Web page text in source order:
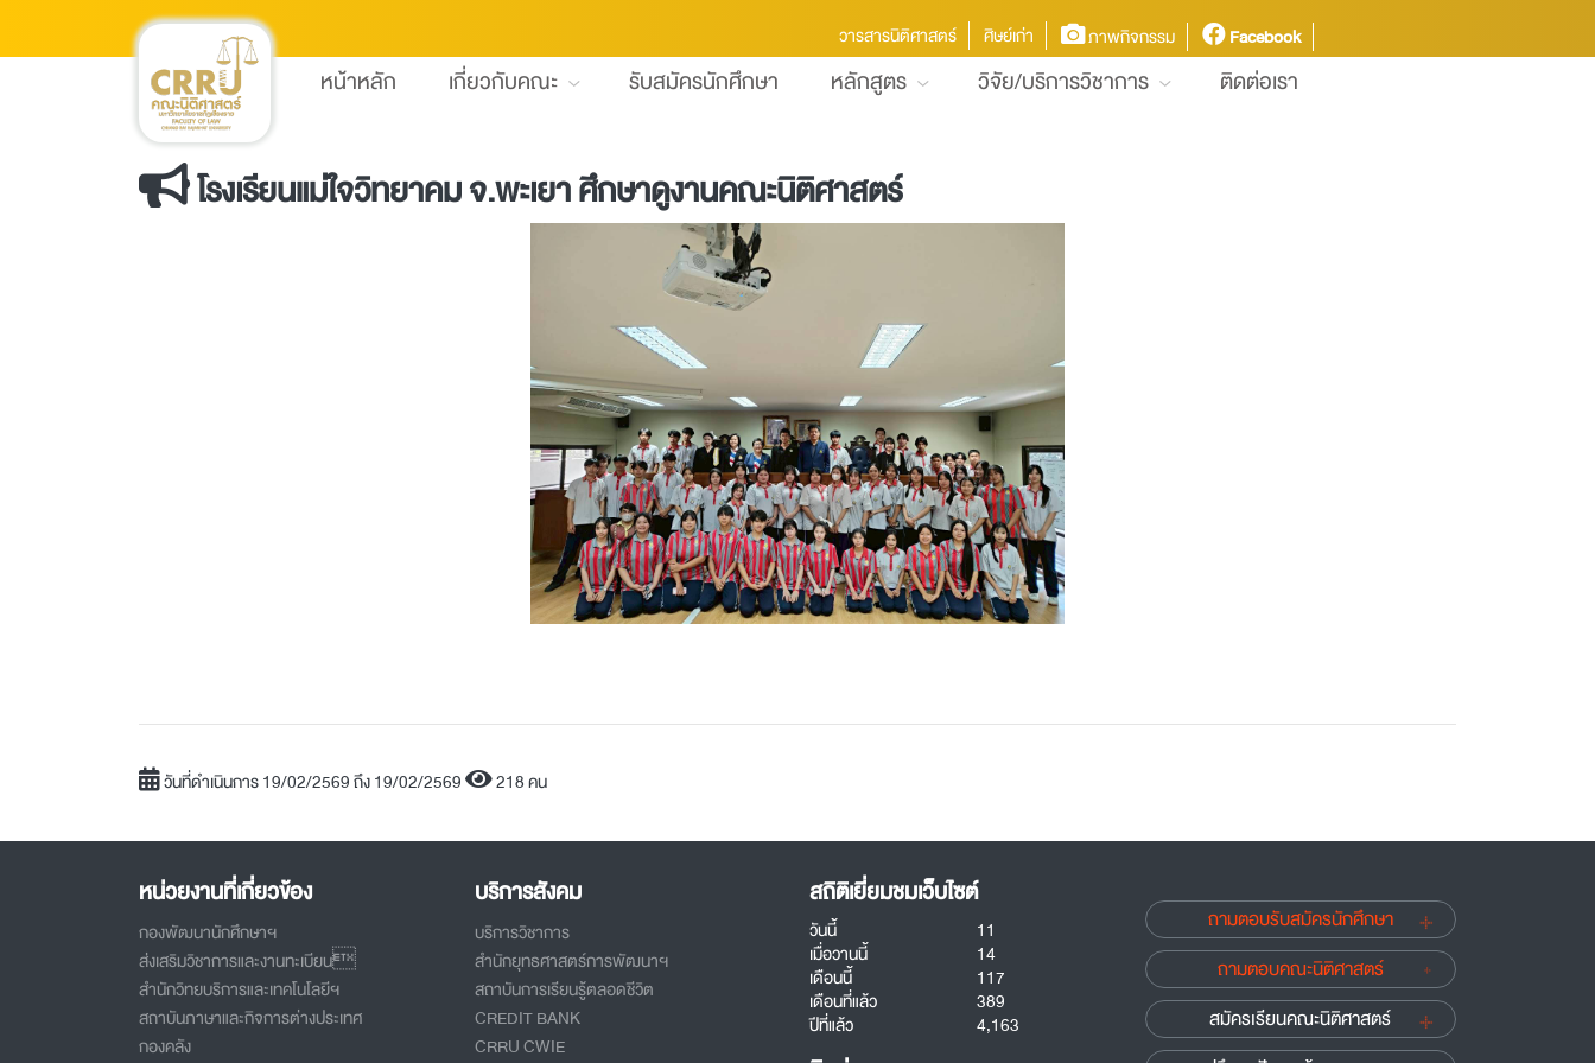
วารสารนิติศาสตร์ ศิษย์เก่า ภาพกิจกรรม Facebook
หน้าหลัก เกี่ยวกับคณะ รับสมัครนักศึกษา หลักสูตร วิจัย/บริการวิชาการ ติดต่อเรา
โรงเรียนแม่ใจวิทยาคม จ.พะเยา ศึกษาดูงานคณะนิติศาสตร์
วันที่ดำเนินการ 19/02/2569 ถึง 19/02/2569 218 คน
หน่วยงานที่เกี่ยวข้อง
กองพัฒนานักศึกษาฯ
ส่งเสริมวิชาการและงานทะเบียน
สำนักวิทยบริการและเทคโนโลยีฯ
สถาบันภาษาและกิจการต่างประเทศ
กองคลัง
บริการสังคม
บริการวิชาการ
สำนักยุทธศาสตร์การพัฒนาฯ
สถาบันการเรียนรู้ตลอดชีวิต
CREDIT BANK
CRRU CWIE
สถิติเยี่ยมชมเว็บไซต์
วันนี้
11
เมื่อวานนี้
14
เดือนนี้
117
เดือนที่แล้ว
389
ปีที่แล้ว
4,163
ถามตอบรับสมัครนักศึกษา
ถามตอบคณะนิติศาสตร์
สมัครเรียนคณะนิติศาสตร์